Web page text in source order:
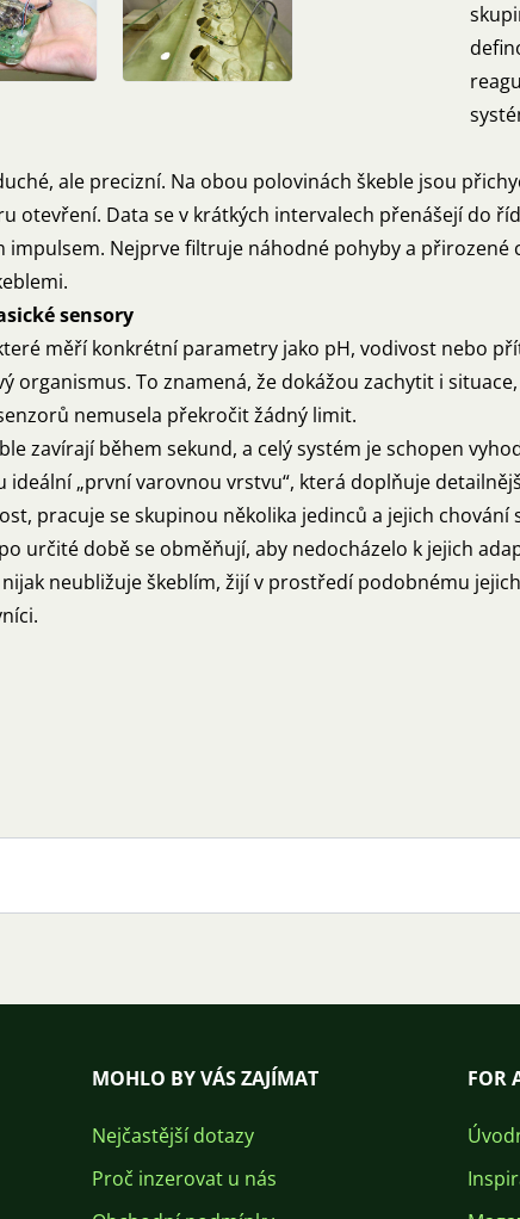
ale precizní. Na obou polovinách škeble jsou
otevření. Data se v krátkých intervalech přenášejí do
Nejprve filtruje náhodné pohyby a
sensory
měří konkrétní parametry jako pH, vodivost nebo
organismus. To znamená, že dokážou zachytit i
nemusela překročit žádný limit.
zavírají během sekund, a celý systém je schopen
„první varovnou vrstvu“, která doplňuje
pracuje se skupinou několika jedinců a jejich
určité době se obměňují, aby nedocházelo k jejich
nijak neubližuje škeblím, žijí v prostředí podobnému
MOHLO BY VÁS ZAJÍMAT
Nejčastější dotazy
Proč inzerovat u nás
FOR